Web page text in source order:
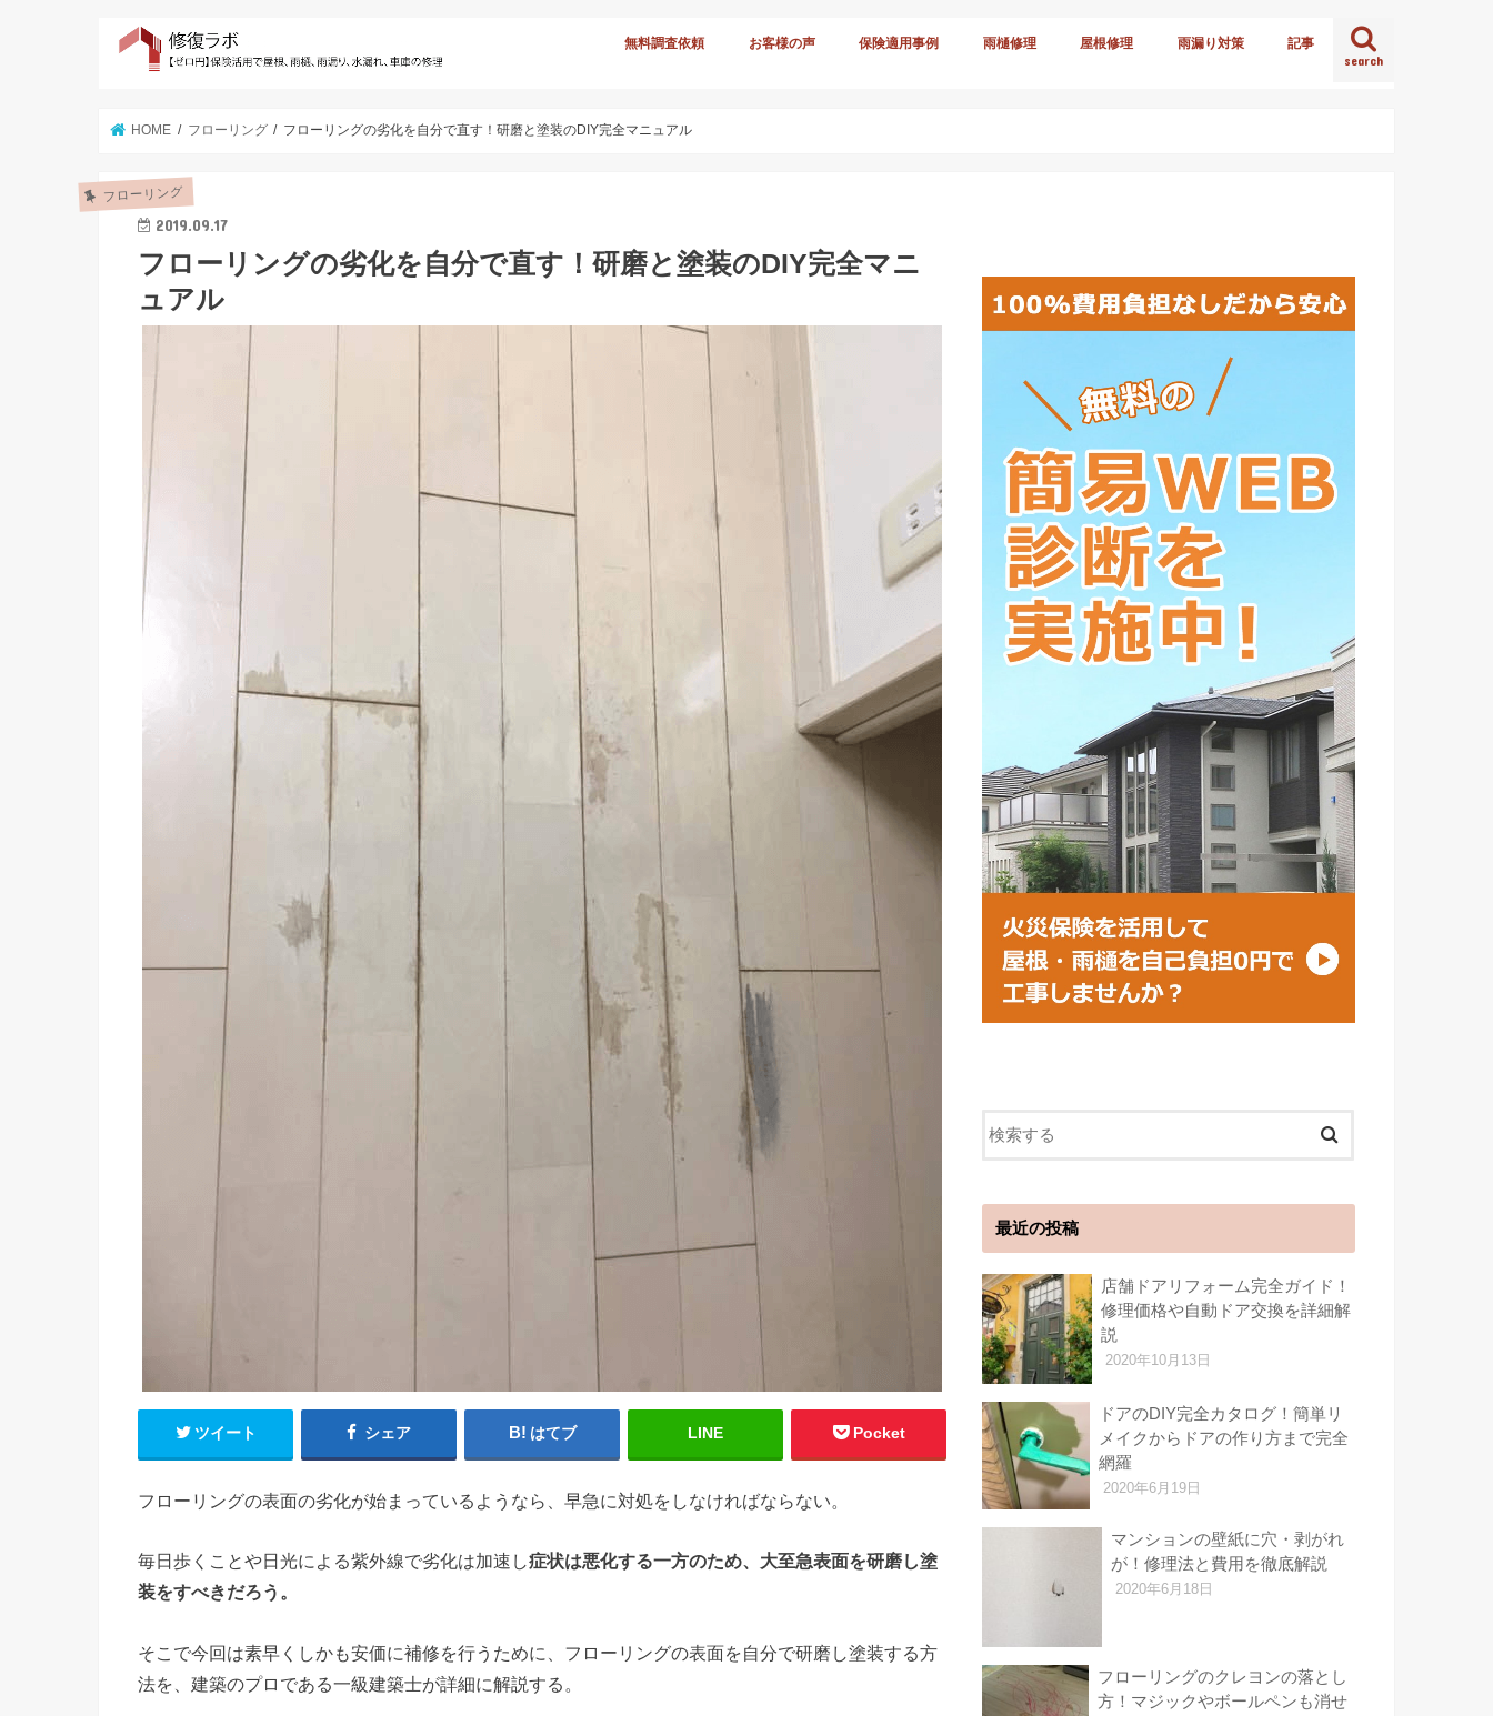
search
無料調査依頼 お客様の声 保険適用事例 雨樋修理 屋根修理 雨漏り対策 記事
HOME フローリング フローリングの劣化を自分で直す！研磨と塗装のDIY完全マニュアル
フローリング
2019.09.17
フローリングの劣化を自分で直す！研磨と塗装のDIY完全マニ
ュアル
ツイート シェア はてブ LINE Pocket
フローリングの表面の劣化が始まっているようなら、早急に対処をしなければならない。
毎日歩くことや日光による紫外線で劣化は加速し症状は悪化する一方のため、大至急表面を研磨し塗
装をすべきだろう。
そこで今回は素早くしかも安価に補修を行うために、フローリングの表面を自分で研磨し塗装する方
法を、建築のプロである一級建築士が詳細に解説する。
最近の投稿
店舗ドアリフォーム完全ガイド！
修理価格や自動ドア交換を詳細解
説
2020年10月13日
ドアのDIY完全カタログ！簡単リ
メイクからドアの作り方まで完全
網羅
2020年6月19日
マンションの壁紙に穴・剥がれ
が！修理法と費用を徹底解説
2020年6月18日
フローリングのクレヨンの落とし
方！マジックやボールペンも消せ